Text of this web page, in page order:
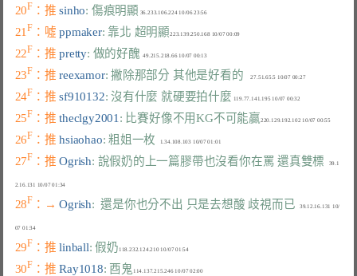
20F ：推 sinho: 傷痕明顯
21F ：噓 ppmaker: 靠北 超明顯
22F ：推 pretty: 做的好醜
  49.215.218.66 10/07 00:13
23F ：推 reexamor: 撇除那部分 其他是好看的
     27.51.65.5 10/07 00:27
24F ：推 sf910132: 沒有什麼 就硬要拍什麼
25F ：推 theclgy2001 : 比賽好像不用KG不可能贏 220.129.192.102 10/07 00:55
26F ：推 hsiaohao: 粗姐一枚
27F ：推 Ogrish: 說假奶的上一篇膠帶也沒看你在罵 還真雙標
   39.1
28F ：→ Ogrish:  還是你也分不出 只是去想酸 歧視而已
   39.12.16.131 10/
07 01:34
29F ：推 linball: 假奶
30F ：推 Ray1018: 酉鬼